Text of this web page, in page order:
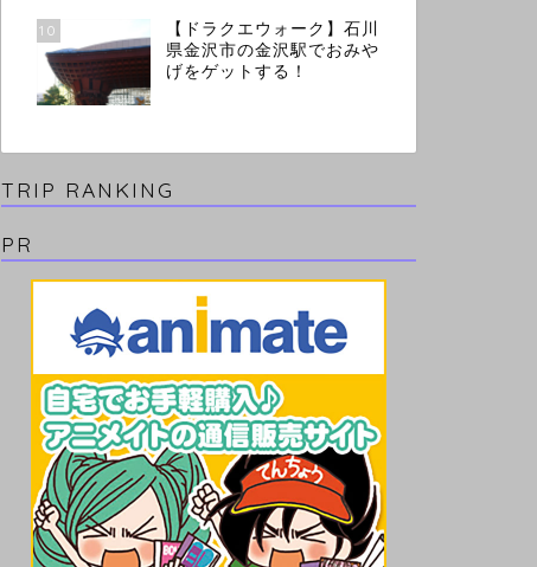
10
【ドラクエウォーク】石川
県金沢市の金沢駅でおみや
げをゲットする！
TRIP RANKING
PR